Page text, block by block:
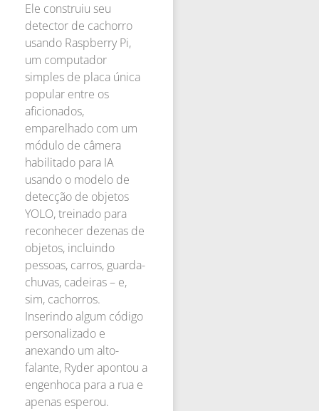
Ele construiu seu
detector de cachorro
usando Raspberry Pi,
um computador
simples de placa única
popular entre os
aficionados,
emparelhado com um
módulo de câmera
habilitado para IA
usando o modelo de
detecção de objetos
YOLO, treinado para
reconhecer dezenas de
objetos, incluindo
pessoas, carros, guarda-
chuvas, cadeiras – e,
sim, cachorros.
Inserindo algum código
personalizado e
anexando um alto-
falante, Ryder apontou a
engenhoca para a rua e
apenas esperou.